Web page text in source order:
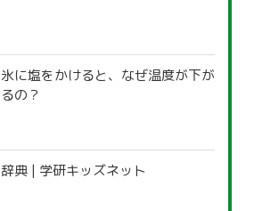
氷に塩をかけると、なぜ温度が下が
るの？
辞典 | 学研キッズネット